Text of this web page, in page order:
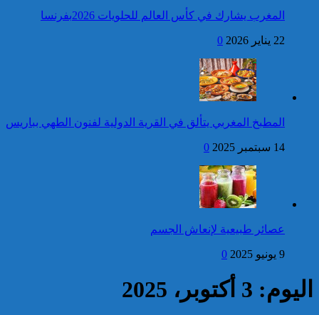
برقية تهنئة إلى جلالة الملك
من رئيس مجلس وزراء
جمهورية أرمينيا بمناسبة عيد
فتح بحث للتحقق من الأفعال
الإجرامية المنسوبة لأربع وعشرين
شخصا للاشتباه في تورطهم في
الامتناع عن القيام بعمل من أعمال
وظيفتهم بغرض الارتشاء
واستغلال النفوذ
إحصائيات مكافحة الجريمة ..
استمرار ارتفاع معدل الزجر
بالعنف
كاريكاتير
المغرب يشارك في كأس العالم للحلويات 2026بفرنسا
22 يناير 2026 0
المطبخ المغربي يتألق في القرية الدولية لفنون الطهي بباريس
14 سبتمبر 2025 0
عصائر طبيعية لإنعاش الجسم
9 يونيو 2025 0
اليوم: 3 أكتوبر، 2025